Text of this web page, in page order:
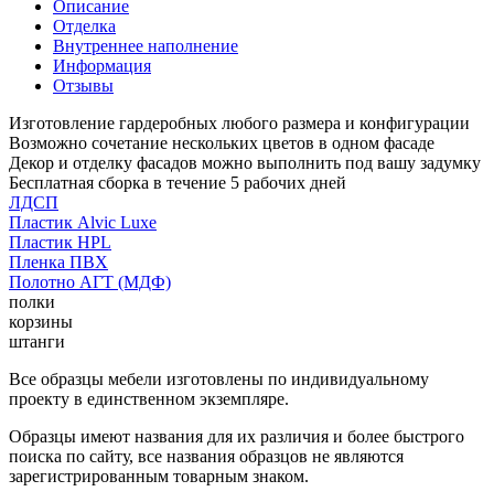
Описание
Отделка
Внутреннее наполнение
Информация
Отзывы
Изготовление гардеробных любого размера и конфигурации
Возможно сочетание нескольких цветов в одном фасаде
Декор и отделку фасадов можно выполнить под вашу задумку
Бесплатная сборка в течение 5 рабочих дней
ЛДСП
Пластик Alvic Luxe
Пластик HPL
Пленка ПВХ
Полотно АГТ (МДФ)
полки
корзины
штанги
Все образцы мебели изготовлены по индивидуальному
проекту в единственном экземпляре.
Образцы имеют названия для их различия и более быстрого
поиска по сайту, все названия образцов не являются
зарегистрированным товарным знаком.